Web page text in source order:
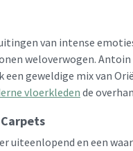
van intense
weloverwogen.
een geweldige mix van
vloerkleden de
uiteenlopend en een